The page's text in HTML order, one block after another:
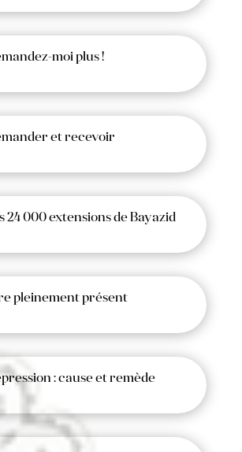
moi plus !
et recevoir
24 000 extensions de Bayazid
pleinement présent
: cause et remède